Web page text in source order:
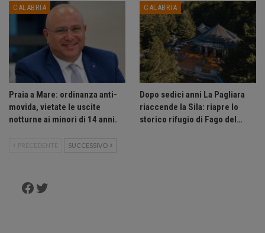
CALABRIA
Praia a Mare: ordinanza anti-
movida, vietate le uscite
notturne ai minori di 14 anni.
CALABRIA
Dopo sedici anni La Pagliara
riaccende la Sila: riapre lo
storico rifugio di Fago del…
PRECEDENTE SUCCESSIVO
Facebook
Twitter